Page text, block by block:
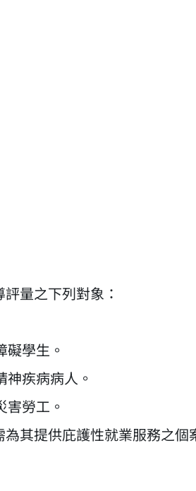
量之下列對象：
學生。
疾病病人。
勞工。
其提供庇護性就業服務之